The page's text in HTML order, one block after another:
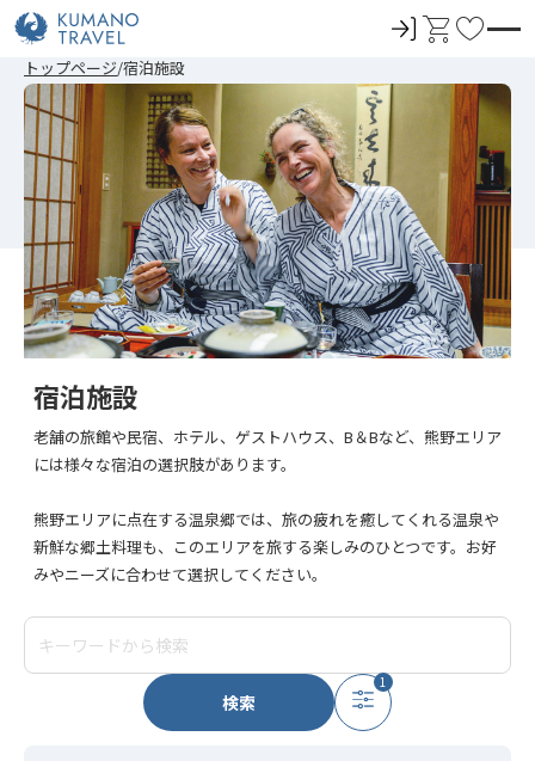
ロ
イ
ン
カ
ト
お
に
入
り
トップページ 宿泊施設
宿泊施設
老舗の旅館や民宿、ホテル、ゲストハウス、B＆Bなど、熊野エリア
には様々な宿泊の選択肢があります。
熊野エリアに点在する温泉郷では、旅の疲れを癒してくれる温泉や
新鮮な郷土料理も、このエリアを旅する楽しみのひとつです。お好
みやニーズに合わせて選択してください。
検索
1